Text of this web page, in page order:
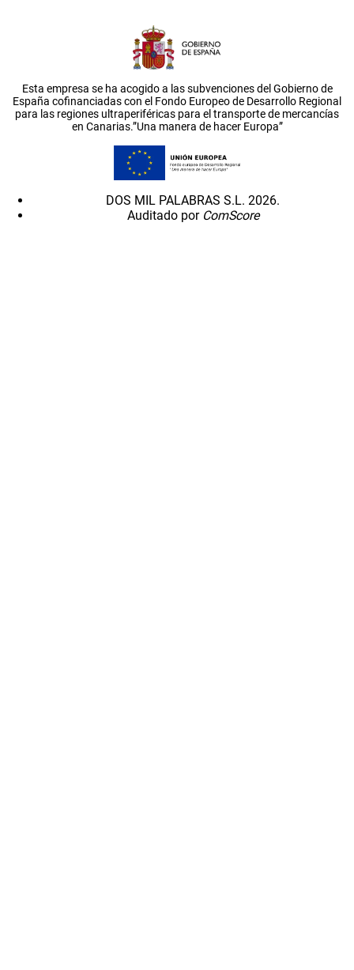
Esta empresa se ha acogido a las subvenciones del Gobierno de
España cofinanciadas con el Fondo Europeo de Desarrollo Regional
para las regiones ultraperiféricas para el transporte de mercancías
en Canarias.”Una manera de hacer Europa”
DOS MIL PALABRAS S.L. 2026.
Auditado por ComScore